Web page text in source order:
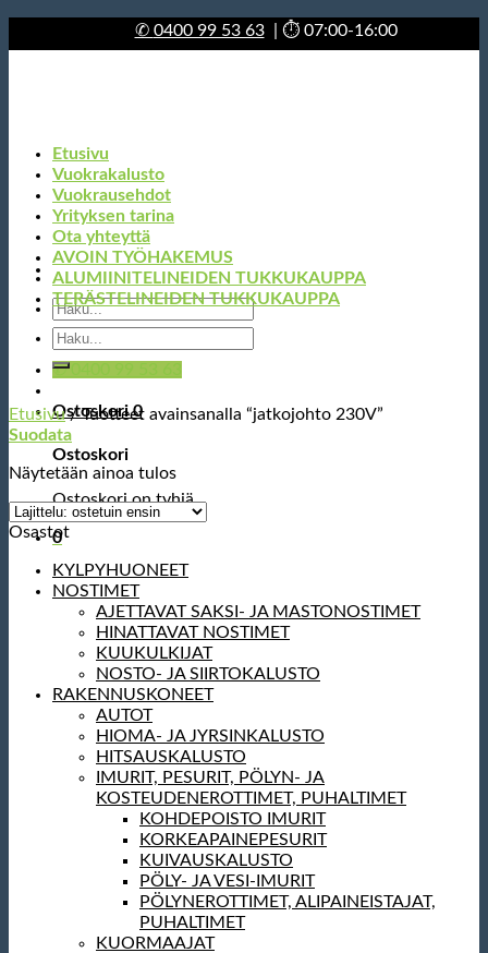
to
✆ 0400 99 53 63| ⏱ 07:00-16:00
Etsi:
✆ 0400 99 53 63
Ostoskori0
Ostoskori
Ostoskori on tyhjä.
0
Etusivu
Vuokrakalusto
Vuokrausehdot
Yrityksen tarina
Ota yhteyttä
AVOIN TYÖHAKEMUS
ALUMIINITELINEIDEN TUKKUKAUPPA
TERÄSTELINEIDEN TUKKUKAUPPA
Etsi:
Etusivu /Tuotteet avainsanalla “jatkojohto 230V”
Suodata
Näytetään ainoa tulos
Osastot
KYLPYHUONEET
NOSTIMET
AJETTAVAT SAKSI- JA MASTONOSTIMET
HINATTAVAT NOSTIMET
KUUKULKIJAT
NOSTO- JA SIIRTOKALUSTO
RAKENNUSKONEET
AUTOT
HIOMA- JA JYRSINKALUSTO
HITSAUSKALUSTO
IMURIT, PESURIT, PÖLYN- JA
KOSTEUDENEROTTIMET, PUHALTIMET
KOHDEPOISTO IMURIT
KORKEAPAINEPESURIT
KUIVAUSKALUSTO
PÖLY- JA VESI-IMURIT
PÖLYNEROTTIMET, ALIPAINEISTAJAT,
PUHALTIMET
KUORMAAJAT